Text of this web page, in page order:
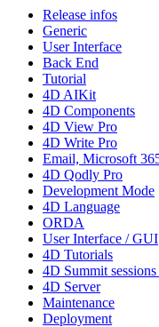
Release infos
Generic
User Interface
Back End
Tutorial
4D AIKit
4D Components
4D View Pro
4D Write Pro
Email, Microsoft
4D Qodly Pro
Development Mode
4D Language
ORDA
User Interface / GUI
4D Tutorials
4D Summit
4D Server
Maintenance
Deployment